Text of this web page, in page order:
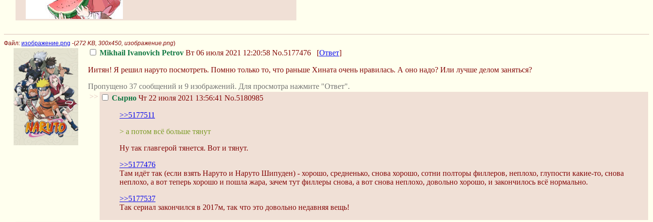
Файл: изображение.png -(272 KB, 300x450, изображение.png)
Mikhail Ivanovich Petrov Вт 06 июля 2021 12:20:58 No.5177476 [Ответ]
Иитян! Я решил наруто посмотреть. Помню только то, что раньше Хината очень нравилась. А оно надо? Или лучше делом заняться?
Пропущено 37 сообщений и 9 изображений. Для просмотра нажмите "Ответ".
>>
Сырно Чт 22 июля 2021 13:56:41 No.5180985
>>5177511
> а потом всё больше тянут
Ну так главгерой тянется. Вот и тянут.
>>5177476
Там идёт так (если взять Наруто и Наруто Шипуден) - хорошо, средненько, снова хорошо, сотни полторы филлеров, неплохо, глупости какие-то, снова
неплохо, а вот теперь хорошо и пошла жара, зачем тут филлеры снова, а вот снова неплохо, довольно хорошо, и закончилось всё нормально.
>>5177537
Так сериал закончился в 2017м, так что это довольно недавняя вещь!